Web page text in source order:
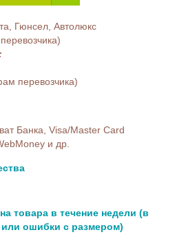
Гюнсел, Автолюкс
перевозчика)
Банка, Visa/Master Card
и др.
товара в течение недели (в
или ошибки с размером)